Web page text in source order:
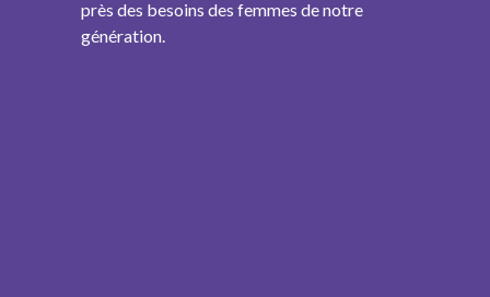
près des besoins des femmes de notre
génération.